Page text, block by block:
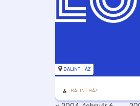
BÁLINT HÁZ
BÁLINT HÁZ